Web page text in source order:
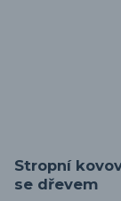
Stropní
se dřevem